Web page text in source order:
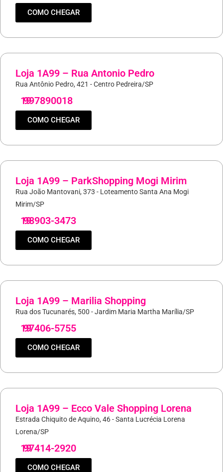
COMO CHEGAR
Loja 1A99 – Rua Antonio Pedro
Rua Antônio Pedro, 421 - Centro Pedreira/SP
19
997890018
COMO CHEGAR
Loja 1A99 – ParkShopping Mogi Mirim
Rua João Mantovani, 373 - Loteamento Santa Ana Mogi
Mirim/SP
19
98903-3473
COMO CHEGAR
Loja 1A99 – Marilia Shopping
Rua dos Tucunarés, 500 - Jardim Maria Martha Marília/SP
19
97406-5755
COMO CHEGAR
Loja 1A99 – Ecco Vale Shopping Lorena
Estrada Chiquito de Aquino, 46 - Santa Lucrécia Lorena
Lorena/SP
19
97414-2920
COMO CHEGAR